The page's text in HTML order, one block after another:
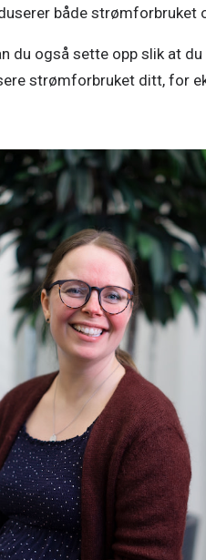
både strømforbruket
du også sette opp slik at
strømforbruket ditt, for